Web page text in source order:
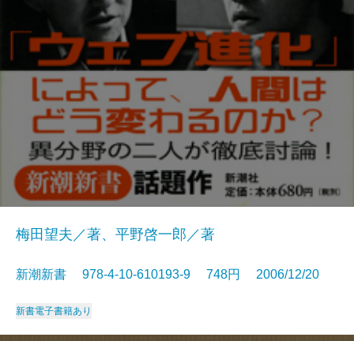
梅田望夫／著、平野啓一郎／著
新潮新書 978-4-10-610193-9 748円 2006/12/20
新書電子書籍あり